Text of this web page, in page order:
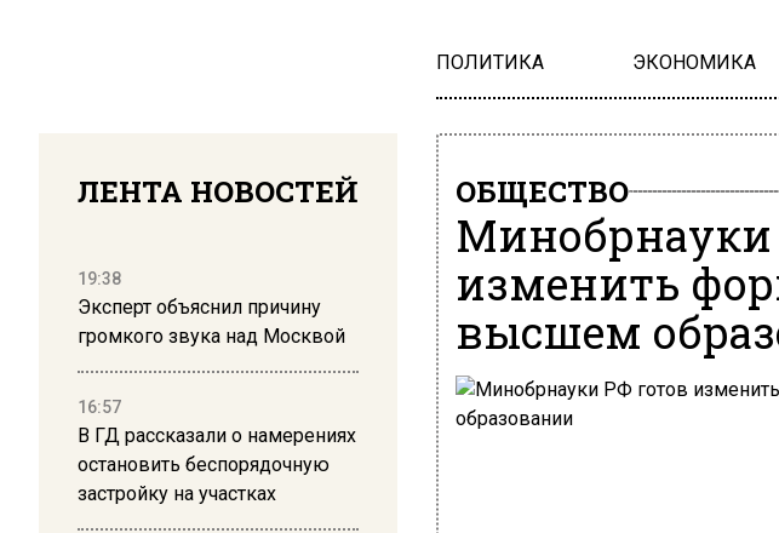
ПОЛИТИКА ЭКОНОМИКА
ЛЕНТА НОВОСТЕЙ
19:38
Эксперт объяснил причину
громкого звука над Москвой
16:57
В ГД рассказали о намерениях
остановить беспорядочную
застройку на участках
ОБЩЕСТВО
Минобрнауки
изменить
высшем